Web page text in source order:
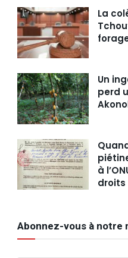
La
Un
perd
à
droits
Abonnez-vous à notre